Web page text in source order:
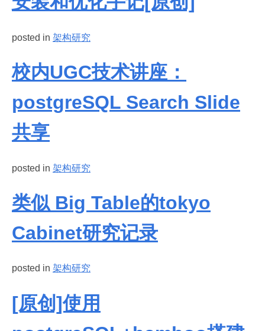
posted in 架构研究
校内UGC技术讲座：
postgreSQL Search Slide
共享
posted in 架构研究
类似 Big Table的tokyo
Cabinet研究记录
posted in 架构研究
[原创]使用